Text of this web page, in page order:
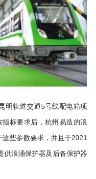
明轨道交通5号线配电箱项
标要求后，杭州易造的浪
些参数要求，并且于2021
供浪涌保护器及后备保护器